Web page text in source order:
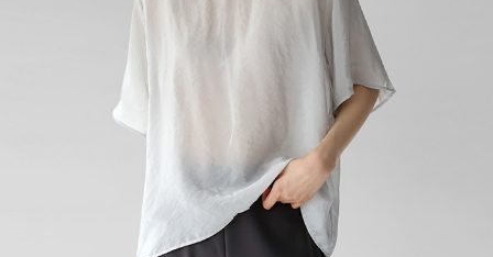
人気のクエリ
#신상5%할인 #아나이스 제작
#MD추천 #BEST OF BEST